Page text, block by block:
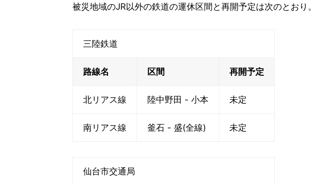
被災地域のJR以外の鉄道の運休区間と再開予定は次のとおり。
三陸鉄道
路線名 区間 再開予定
北リアス線 陸中野田 - 小本 未定
南リアス線 釜石 - 盛(全線) 未定
仙台市交通局